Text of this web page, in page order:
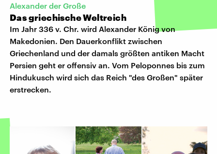
Alexander der Große
Das griechische Weltreich
Im Jahr 336 v. Chr. wird Alexander König von
Makedonien. Den Dauerkonflikt zwischen
Griechenland und der damals größten antiken Macht
Persien geht er offensiv an. Vom Peloponnes bis zum
Hindukusch wird sich das Reich "des Großen" später
erstrecken.